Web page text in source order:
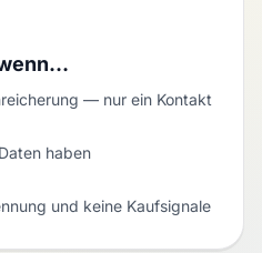
— nur ein Kontakt
haben
und keine Kaufsignale